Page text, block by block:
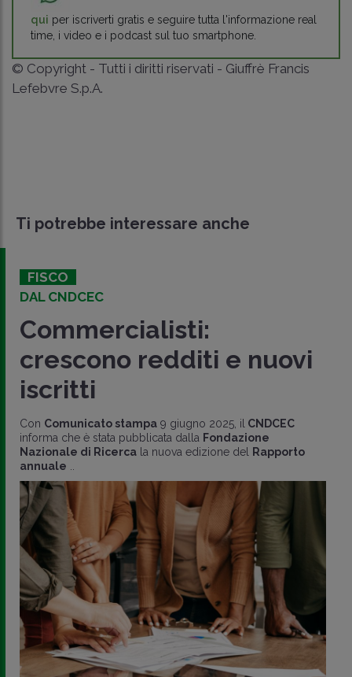
qui per iscriverti gratis e seguire tutta l'informazione real
time, i video e i podcast sul tuo smartphone.
© Copyright - Tutti i diritti riservati - Giuffrè Francis
Lefebvre S.p.A.
Ti potrebbe interessare anche
FISCO
DAL CNDCEC
Commercialisti:
crescono redditi e nuovi
iscritti
Con Comunicato stampa 9 giugno 2025, il CNDCEC
informa che è stata pubblicata dalla Fondazione
Nazionale di Ricerca la nuova edizione del
Rapporto
annuale